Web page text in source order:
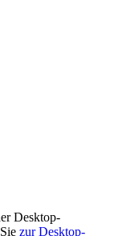
Desktop-
zur Desktop-